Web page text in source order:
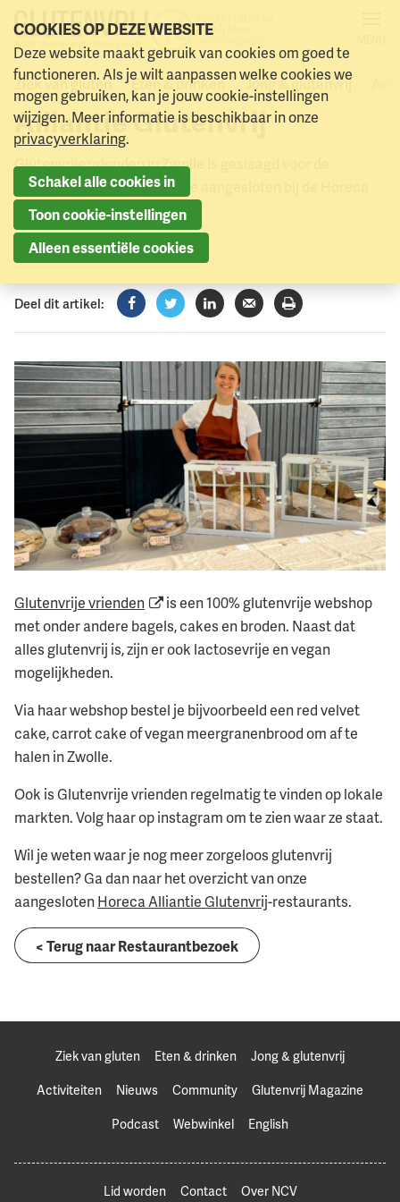
Naar menu Naar hoofdinhoud
Ziek van gluten Eten & drinken Jong & glutenvrij
Glutenvrije vrienden
aangesloten bij Horeca
Alliantie Glutenvrij
Glutenvrije vrienden in Zwolle is geslaagd voor de
glutenvrije audit en daarmee aangesloten bij de Horeca
Alliantie Glutenvrij.
3 juli 2026
Deel dit artikel:
Facebook
TwitterLinkedInVerzenden
Printen
Glutenvrije vrienden
is een 100% glutenvrije webshop
met onder andere bagels, cakes en broden. Naast dat
alles glutenvrij is, zijn er ook lactosevrije en vegan
mogelijkheden.
Via haar webshop bestel je bijvoorbeeld een red velvet
cake, carrot cake of vegan meergranenbrood om af te
halen in Zwolle.
Ook is Glutenvrije vrienden regelmatig te vinden op lokale
markten. Volg haar op instagram om te zien waar ze staat.
Wil je weten waar je nog meer zorgeloos glutenvrij
bestellen? Ga dan naar het overzicht van onze
aangeslotenHoreca Alliantie Glutenvrij-restaurants.
< Terug naar Restaurantbezoek
Ziek van gluten Eten & drinken
Jong & glutenvrij
Activiteiten
Nieuws Community
Glutenvrij Magazine
Podcast
Webwinkel English
Lid worden Contact Over NCV
COOKIES OP DEZE WEBSITE
Deze website maakt gebruik van cookies om goed te
functioneren. Als je wilt aanpassen welke cookies we
mogen gebruiken, kan je jouw cookie-instellingen
wijzigen. Meer informatie is beschikbaar in onze
privacyverklaring.
Schakel alle cookies in
Toon cookie-instellingen
Alleen essentiële cookies